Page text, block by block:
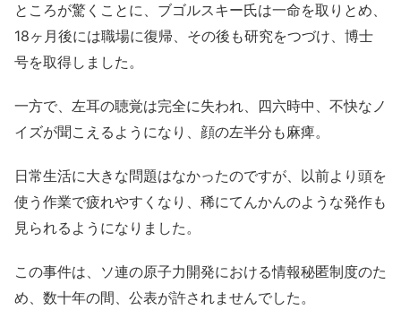
ところが驚くことに、ブゴルスキー氏は一命を取りとめ、
18ヶ月後には職場に復帰、その後も研究をつづけ、博士
号を取得しました。
一方で、左耳の聴覚は完全に失われ、四六時中、不快なノ
イズが聞こえるようになり、顔の左半分も麻痺。
日常生活に大きな問題はなかったのですが、以前より頭を
使う作業で疲れやすくなり、稀にてんかんのような発作も
見られるようになりました。
この事件は、ソ連の原子力開発における情報秘匿制度のた
め、数十年の間、公表が許されませんでした。